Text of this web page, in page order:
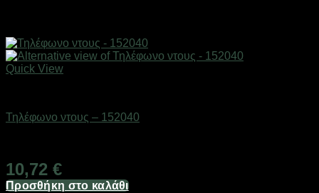
Quick View
Τηλέφωνο ντους – 152040
10,72 €
Προσθήκη στο καλάθι